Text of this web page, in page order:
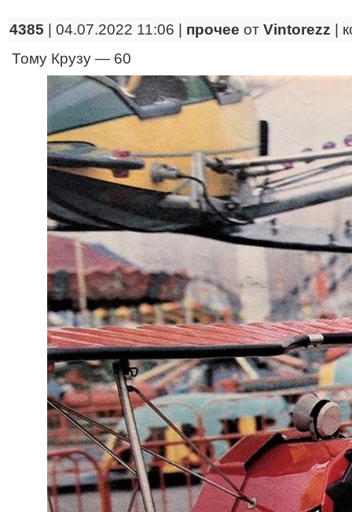
4385 | 04.07.2022 11:06 | прочее от Vintorezz
Тому Крузу — 60